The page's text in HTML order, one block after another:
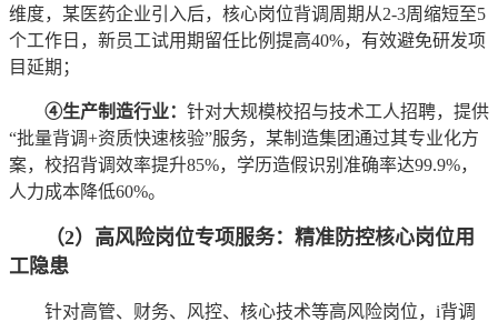
维度，某医药企业引入后，核心岗位背调周期从2-3周缩短至5
个工作日，新员工试用期留任比例提高40%，有效避免研发项
目延期；
④生产制造行业： 针对大规模校招与技术工人招聘，提供
“批量背调+资质快速核验”服务，某制造集团通过其专业化方
案，校招背调效率提升85%，学历造假识别准确率达99.9%，
人力成本降低60%。
（2）高风险岗位专项服务：精准防控核心岗位用
工隐患
针对高管、财务、风控、核心技术等高风险岗位，i背调